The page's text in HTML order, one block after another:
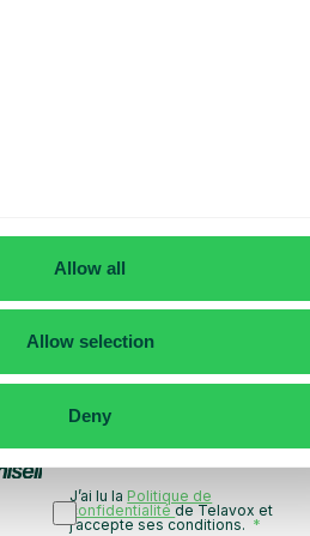
Allow all
Allow selection
Deny
J’ai lu la Politique de
confidentialitéde Telavox et
j’accepte ses conditions.